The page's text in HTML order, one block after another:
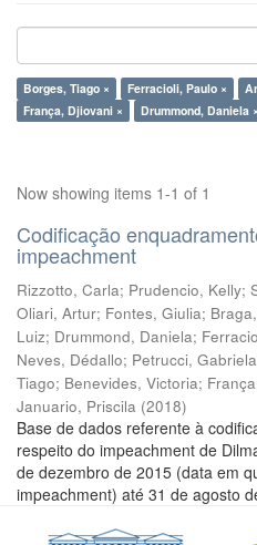
Borges, Tiago × Ferracioli, Paulo ×
França, Djiovani ×
Drummond, Daniela ×
Now showing items 1-1 of 1
Codificação
impeachment
Rizzotto, Carla; Prudencio, Kelly;
Oliari, Artur; Fontes, Giulia;
Luiz; Drummond, Daniela;
Neves, Dédallo; Petrucci, Gabriela
Tiago; Benevides, Victoria;
Januario, Priscila (2018)
Base de dados referente à
respeito do impeachment de
de dezembro de 2015 (data em
impeachment) até 31 de agosto